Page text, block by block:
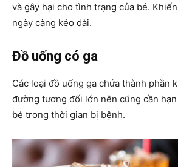
và gây hại cho tình trạng của bé.
ngày càng kéo dài.
Đồ uống có ga
Các loại đồ uống ga chứa thành phần
đường tương đối lớn nên cũng cần
bé trong thời gian bị bệnh.